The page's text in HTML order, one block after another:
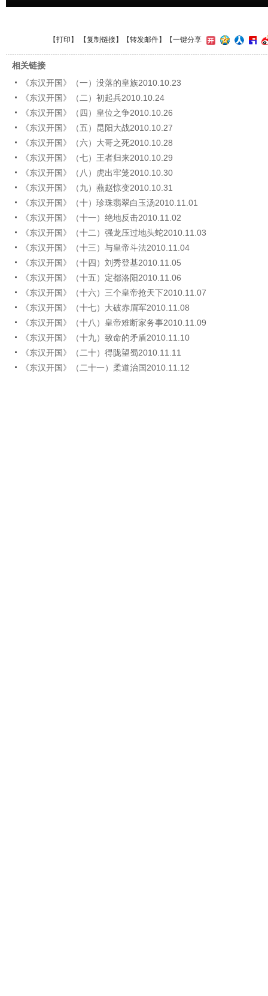
【打印 】 【复制链接】【转发邮件】 【一键分享
相关链接
《东汉开国》（一）没落的皇族2010.10.23
《东汉开国》（二）初起兵2010.10.24
《东汉开国》（四）皇位之争2010.10.26
《东汉开国》（五）昆阳大战2010.10.27
《东汉开国》（六）大哥之死2010.10.28
《东汉开国》（七）王者归来2010.10.29
《东汉开国》（八）虎出牢笼2010.10.30
《东汉开国》（九）燕赵惊变2010.10.31
《东汉开国》（十）珍珠翡翠白玉汤2010.11.01
《东汉开国》（十一）绝地反击2010.11.02
《东汉开国》（十二）强龙压过地头蛇2010.11.03
《东汉开国》（十三）与皇帝斗法2010.11.04
《东汉开国》（十四）刘秀登基2010.11.05
《东汉开国》（十五）定都洛阳2010.11.06
《东汉开国》（十六）三个皇帝抢天下2010.11.07
《东汉开国》（十七）大破赤眉军2010.11.08
《东汉开国》（十八）皇帝难断家务事2010.11.09
《东汉开国》（十九）致命的矛盾2010.11.10
《东汉开国》（二十）得陇望蜀2010.11.11
《东汉开国》（二十一）柔道治国2010.11.12